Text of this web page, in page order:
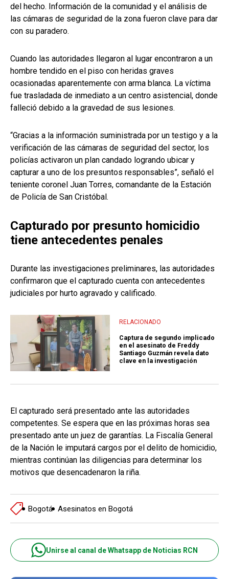
del hecho. Información de la comunidad y el análisis de
las cámaras de seguridad de la zona fueron clave para dar
con su paradero.
Cuando las autoridades llegaron al lugar encontraron a un
hombre tendido en el piso con heridas graves
ocasionadas aparentemente con arma blanca. La víctima
fue trasladada de inmediato a un centro asistencial, donde
falleció debido a la gravedad de sus lesiones.
“Gracias a la información suministrada por un testigo y a la
verificación de las cámaras de seguridad del sector, los
policías activaron un plan candado logrando ubicar y
capturar a uno de los presuntos responsables”, señaló el
teniente coronel Juan Torres, comandante de la Estación
de Policía de San Cristóbal.
Capturado por presunto homicidio
tiene antecedentes penales
Durante las investigaciones preliminares, las autoridades
confirmaron que el capturado cuenta con antecedentes
judiciales por hurto agravado y calificado.
RELACIONADO
Captura de segundo implicado
en el asesinato de Freddy
Santiago Guzmán revela dato
clave en la investigación
El capturado será presentado ante las autoridades
competentes. Se espera que en las próximas horas sea
presentado ante un juez de garantías. La Fiscalía General
de la Nación le imputará cargos por el delito de homicidio,
mientras continúan las diligencias para determinar los
motivos que desencadenaron la riña.
Bogotá Asesinatos en Bogotá
Unirse al canal de Whatsapp de Noticias RCN